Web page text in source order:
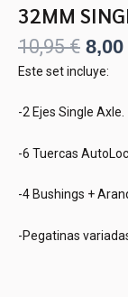
32MM
10,95€
era:
8,00
Este set incluye:
-2 Ejes Single Axle.
-6 Tuercas
-4 Bushings +
-Pegatinas
TRUCKS
-
SILVER
cantidad